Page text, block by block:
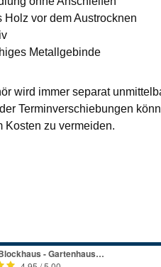
Holz vor dem Austrocknen
Metallgebinde
wird immer separat
Terminverschiebungen
Kosten zu vermeiden.